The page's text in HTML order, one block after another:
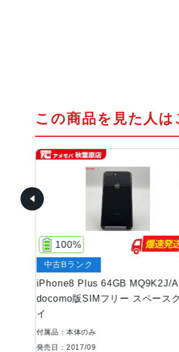
この商品を見た人
iPhone8 Plus 64GB MQ9K2J/A
docomo版SIMフリー スペース
イ
100%
中古Bランク
付属品：本体のみ
発売日：2017/09